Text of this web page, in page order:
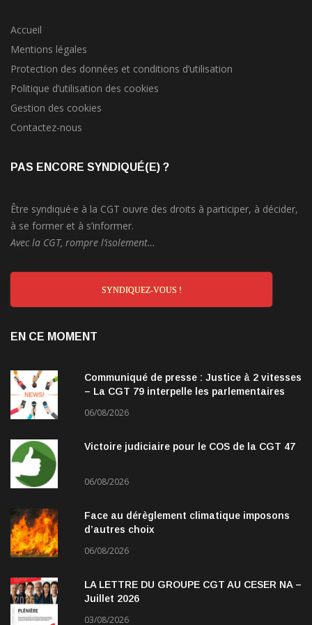
Accueil
Mentions légales
Protection des données et conditions d’utilisation
Politique d’utilisation des cookies
Gestion des cookies
Contactez-nous
PAS ENCORE SYNDIQUÉ(E) ?
Être syndiqué·e à la CGT ouvre des droits à participer, à décider,
à se former et à s’informer.
Avec la CGT, rompre l’isolement…
SYNDIQUEZ-VOUS !
EN CE MOMENT
Communiqué de presse : Justice à 2 vitesses
– La CGT 79 interpelle les parlementaires
06/08/2026
Victoire judiciaire pour le COS de la CGT 47
06/08/2026
Face au dérèglement climatique imposons
d’autres choix
06/08/2026
LA LETTRE DU GROUPE CGT AU CESER NA –
Juillet 2026
03/08/2026